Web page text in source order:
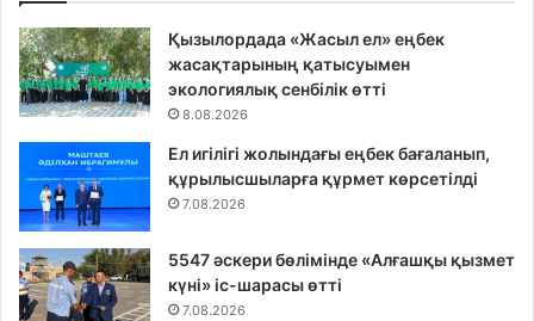
Қызылордада «Жасыл ел» еңбек
жасақтарының қатысуымен
экологиялық сенбілік өтті
8.08.2026
Ел игілігі жолындағы еңбек бағаланып,
құрылысшыларға құрмет көрсетілді
7.08.2026
5547 әскери бөлімінде «Алғашқы қызмет
күні» іс-шарасы өтті
7.08.2026